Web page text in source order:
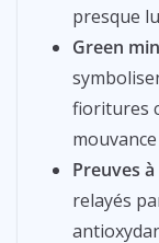
presque
Green
fioritures
Preuves à
relayés